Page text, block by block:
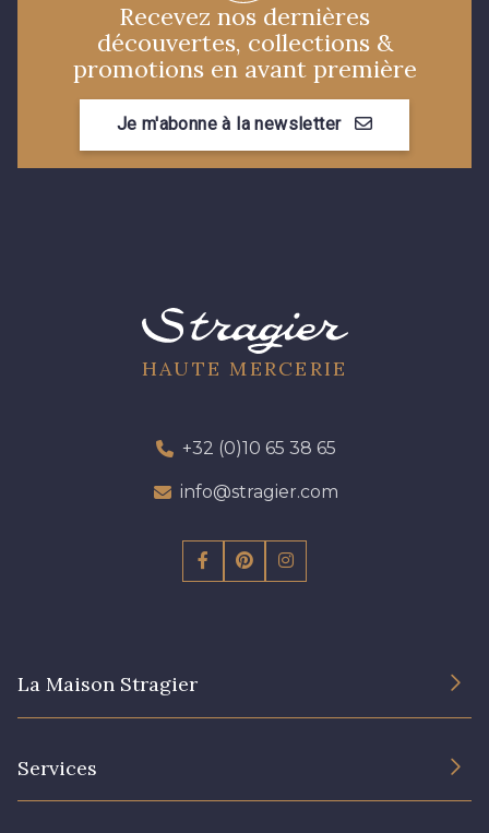
Recevez nos dernières
découvertes, collections &
promotions en avant première
Je m'abonne à la newsletter
HAUTE MERCERIE
+32 (0)10 65 38 65
info@stragier.com
La Maison Stragier
Services